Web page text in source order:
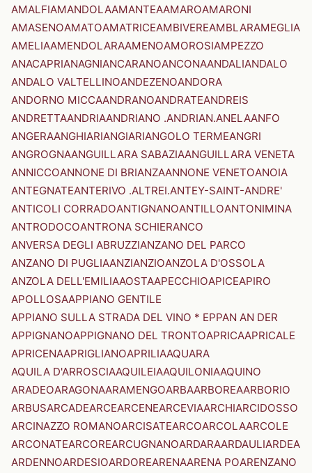
AMALFIAMANDOLAAMANTEAAMAROAMARONI
AMASENOAMATOAMATRICEAMBIVEREAMBLARAMEGLIA
AMELIAAMENDOLARAAMENOAMOROSIAMPEZZO
ANACAPRIANAGNIANCARANOANCONAANDALIANDALO
ANDALO VALTELLINOANDEZENOANDORA
ANDORNO MICCAANDRANOANDRATEANDREIS
ANDRETTAANDRIAANDRIANO .ANDRIAN.ANELAANFO
ANGERAANGHIARIANGIARIANGOLO TERMEANGRI
ANGROGNAANGUILLARA SABAZIAANGUILLARA VENETA
ANNICCOANNONE DI BRIANZAANNONE VENETOANOIA
ANTEGNATEANTERIVO .ALTREI.ANTEY-SAINT-ANDRE'
ANTICOLI CORRADOANTIGNANOANTILLOANTONIMINA
ANTRODOCOANTRONA SCHIERANCO
ANVERSA DEGLI ABRUZZIANZANO DEL PARCO
ANZANO DI PUGLIAANZIANZIOANZOLA D'OSSOLA
ANZOLA DELL'EMILIAAOSTAAPECCHIOAPICEAPIRO
APOLLOSAAPPIANO GENTILE
APPIANO SULLA STRADA DEL VINO * EPPAN AN DER
APPIGNANOAPPIGNANO DEL TRONTOAPRICAAPRICALE
APRICENAAPRIGLIANOAPRILIAAQUARA
AQUILA D'ARROSCIAAQUILEIAAQUILONIAAQUINO
ARADEOARAGONAARAMENGOARBAARBOREAARBORIO
ARBUSARCADEARCEARCENEARCEVIAARCHIARCIDOSSO
ARCINAZZO ROMANOARCISATEARCOARCOLAARCOLE
ARCONATEARCOREARCUGNANOARDARAARDAULIARDEA
ARDENNOARDESIOARDOREARENAARENA POARENZANO